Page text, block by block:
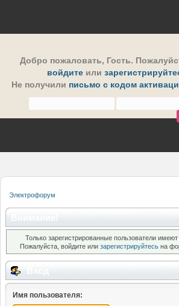
Добро пожаловать, Гость.
войдите или
Не получили письмо с кодом
Электрофорум
Только зарегистрированные пользователи имеют
Пожалуйста, войдите или зарегистрируйтесь на
Имя пользователя: